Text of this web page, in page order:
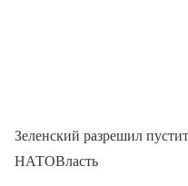
Зеленский разрешил
НАТОВласть